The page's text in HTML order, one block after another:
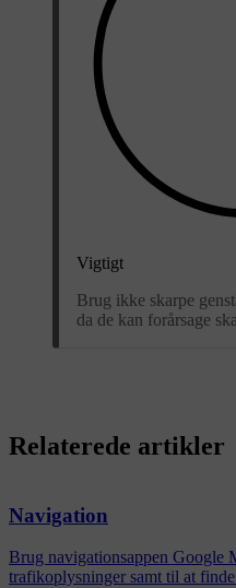
Vigtigt
Brug ikke skarpe
da de kan forårsage
Relaterede artikler
Navigation
Brug navigationsappen Google
trafikoplysninger samt til at